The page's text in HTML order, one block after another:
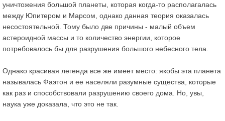
уничтожения большой планеты, которая когда-то располагалась
между Юпитером и Марсом, однако данная теория оказалась
несостоятельной. Тому было две причины - малый объем
астероидной массы и то количество энергии, которое
потребовалось бы для разрушения большого небесного тела.
Однако красивая легенда все же имеет место: якобы эта планета
называлась Фаэтон и ее населяли разумные существа, которые
как раз и способствовали разрушению своего дома. Но, увы,
наука уже доказала, что это не так.